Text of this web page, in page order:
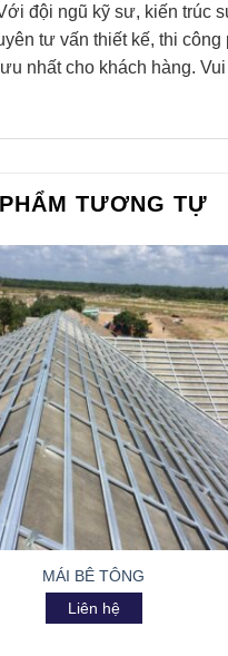
đội ngũ kỹ sư, kiến trúc
tư vấn thiết kế, thi
nhất cho khách hàng.
TƯƠNG TỰ
MÁI BÊ TÔNG
Liên hệ